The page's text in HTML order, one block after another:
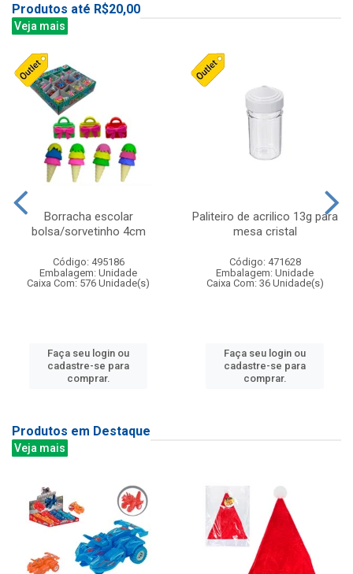
Produtos até R$20,00
Veja mais
Borracha escolar
bolsa/sorvetinho 4cm
Código: 495186
Embalagem: Unidade
Caixa Com: 576 Unidade(s)
Faça seu login ou
cadastre-se para
comprar.
Paliteiro de acrilico 13g para
mesa cristal
Código: 471628
Embalagem: Unidade
Caixa Com: 36 Unidade(s)
Faça seu login ou
cadastre-se para
comprar.
Produtos em Destaque
Veja mais